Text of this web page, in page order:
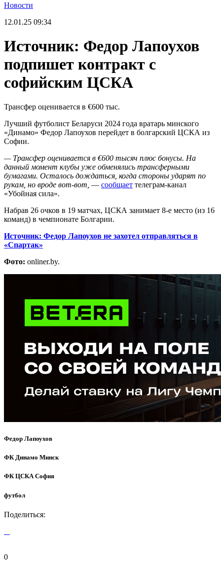
Новости
12.01.25 09:34
Источник: Федор Лапоухов
подпишет контракт с
софийским ЦСКА
Трансфер оценивается в €600 тыс.
Лучший футболист Беларуси 2024 года вратарь минского
«Динамо» Федор Лапоухов перейдет в болгарский ЦСКА из
Софии.
— Трансфер оценивается в €600 тысяч плюс бонусы. На
данный момент клубы уже обменялись трансферными
бумагами. Осталось дождаться, когда стороны ударят по
рукам, но вроде вот-вот, — сообщает телеграм-канал
«Убойная сила».
Набрав 26 очков в 19 матчах, ЦСКА занимает 8-е место (из 16
команд) в чемпионате Болгарии.
Источник: Федор Лапоухов не захотел отправляться в
«Спартак»
Фото: onliner.by.
Федор Лапоухов
ФК Динамо Минск
ФК ЦСКА София
футбол
Поделиться:
0